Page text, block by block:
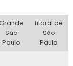
atender às
Grande
São
Paulo
Litoral de
São
Paulo